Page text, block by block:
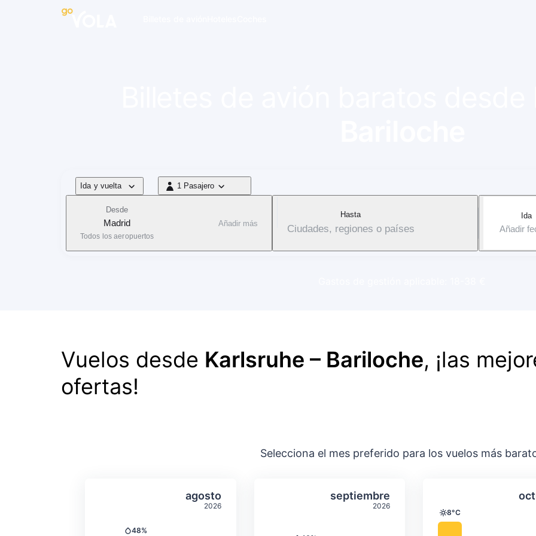
Tipo de vuelo
Ida y vuelta 1 Pasajero
1 Pasajero
Desde
Madrid
Todos los aeropuertos
Añadir más
Hasta
Ciudades, regiones o países
Ida
Añadir
Vuelos desde Karlsruhe – Bariloche, ¡las
ofertas!
Selecciona el mes preferido para los vuelos más
agosto
2026
Temperatura y precipitación media mensual
Precipitación
48%
Seleccionar agosto septiembre
2026
Temperatura y precipitación media
Seleccionar septiembreTemperatura
Temperatura
8°C